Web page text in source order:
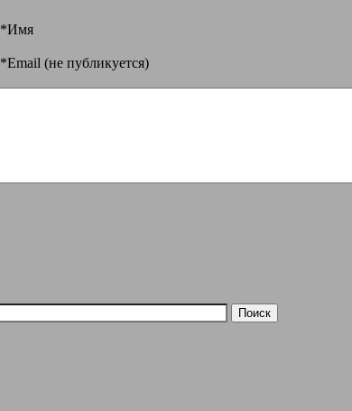
*Имя
*Email (не публикуется)